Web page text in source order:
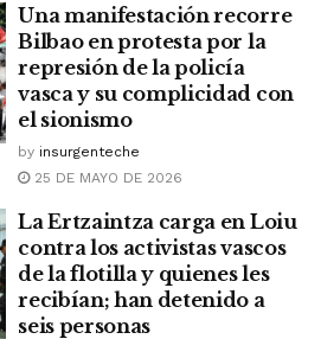
Una manifestación recorre
Bilbao en protesta por la
represión de la policía
vasca y su complicidad con
el sionismo
by insurgenteche
25 DE MAYO DE 2026
La Ertzaintza carga en Loiu
contra los activistas vascos
de la flotilla y quienes les
recibían; han detenido a
seis personas